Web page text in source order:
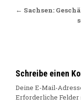
← Sachsen:
Schreibe einen
Deine E-Mail-
Erforderliche Felder